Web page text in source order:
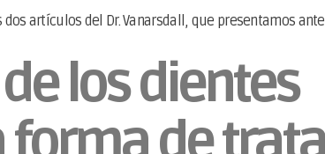
artículos del Dr. Vanarsdall, que presentamos
los dientes